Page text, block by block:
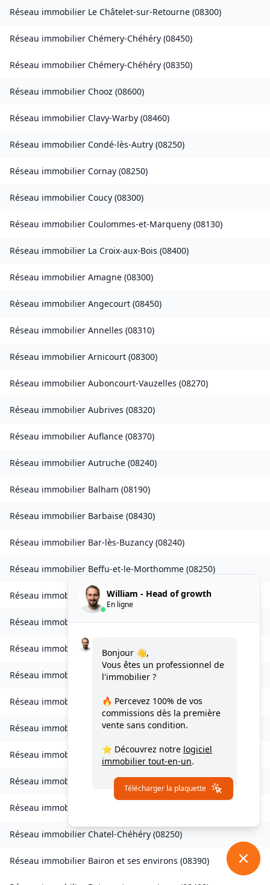
Réseau immobilier Le Châtelet-sur-Retourne (08300)
Réseau immobilier Chémery-Chéhéry (08450)
Réseau immobilier Chémery-Chéhéry (08350)
Réseau immobilier Chooz (08600)
Réseau immobilier Clavy-Warby (08460)
Réseau immobilier Condé-lès-Autry (08250)
Réseau immobilier Cornay (08250)
Réseau immobilier Coucy (08300)
Réseau immobilier Coulommes-et-Marqueny (08130)
Réseau immobilier La Croix-aux-Bois (08400)
Réseau immobilier Amagne (08300)
Réseau immobilier Angecourt (08450)
Réseau immobilier Annelles (08310)
Réseau immobilier Arnicourt (08300)
Réseau immobilier Auboncourt-Vauzelles (08270)
Réseau immobilier Aubrives (08320)
Réseau immobilier Auflance (08370)
Réseau immobilier Autruche (08240)
Réseau immobilier Balham (08190)
Réseau immobilier Barbaise (08430)
Réseau immobilier Bar-lès-Buzancy (08240)
Réseau immobilier Beffu-et-le-Morthomme (08250)
Réseau immobilierBelval(08090)
Réseau immobilierBelval-Bois-des-Dames(08240)
Réseau immobilierBourcq(08400)
Réseau immobilier Bogny-sur-Meuse
Réseau immobilier Brévilly(08140)
Réseau immobilier Bulson(08450
Réseau immobilier Chagny(08430 )
Réseau immobilier Chalandry-Elaire
Réseau immobilier
Réseau immobilier Chatel-Chéhéry (08250)
Réseau immobilier Bairon et ses environs (08390)
William - Head of growth
En ligne
Bonjour 👋,
Vous êtes un professionnel de
l'immobilier ?
🔥 Percevez 100% de vos
commissions dès la première
vente sans condition.
⭐ Découvrez notre logiciel
immobilier tout-en-un.
Télécharger la plaquette